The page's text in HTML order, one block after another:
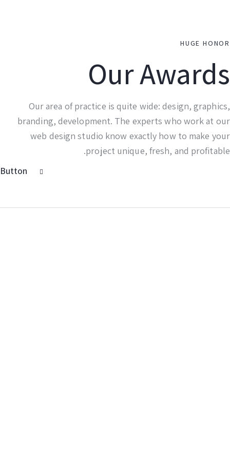
HUGE
Our
Our area of practice is quite wide: design,
branding, development. The experts who work at
web design studio know exactly how to make
project unique, fresh, and
Button